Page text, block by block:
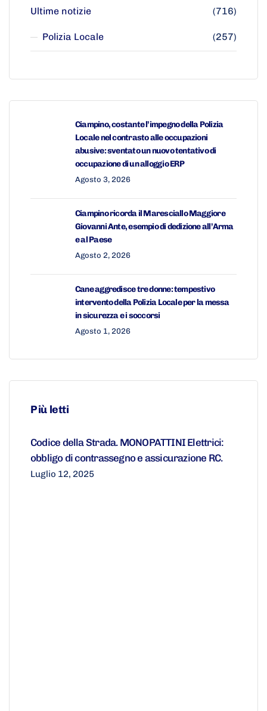
Ultime notizie (716)
Polizia Locale (257)
Ciampino, costante l’impegno della Polizia
Locale nel contrasto alle occupazioni
abusive: sventato un nuovo tentativo di
occupazione di un alloggio ERP
Agosto 3, 2026
Ciampino ricorda il Maresciallo Maggiore
Giovanni Ante, esempio di dedizione all’Arma
e al Paese
Agosto 2, 2026
Cane aggredisce tre donne: tempestivo
intervento della Polizia Locale per la messa
in sicurezza e i soccorsi
Agosto 1, 2026
Più letti
Codice della Strada. MONOPATTINI Elettrici:
obbligo di contrassegno e assicurazione RC.
Luglio 12, 2025